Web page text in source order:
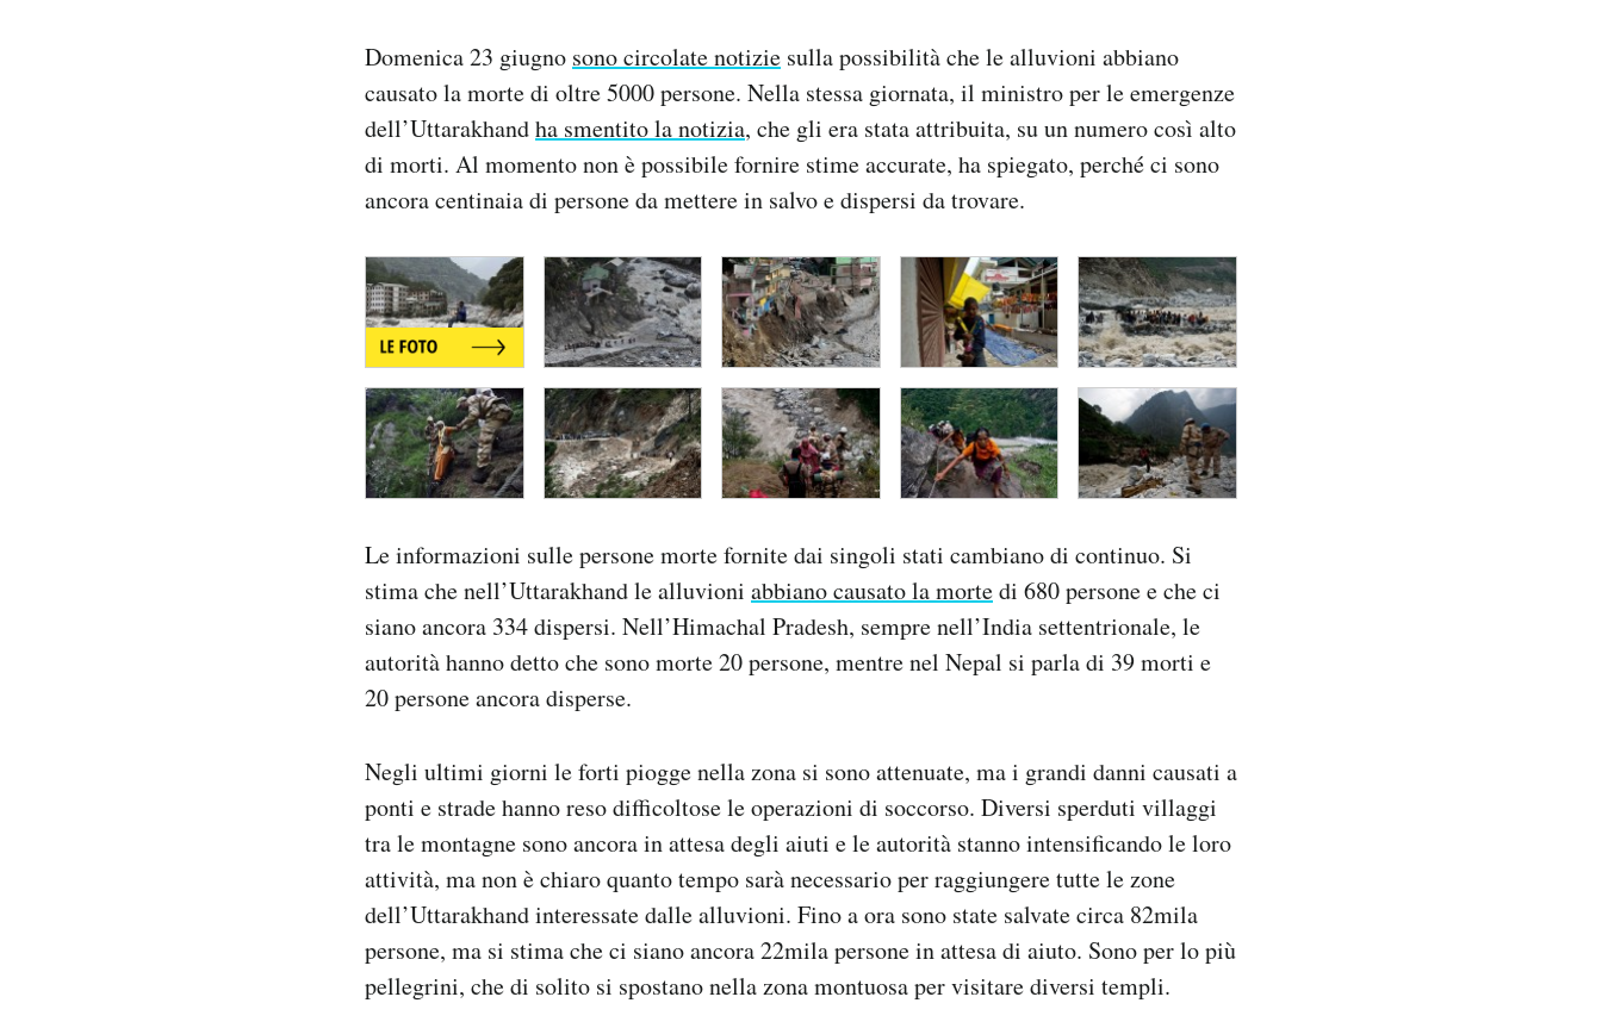
Domenica 23 giugno sono circolate notizie sulla possibilità che le alluvioni abbiano
causato la morte di oltre 5000 persone. Nella stessa giornata, il ministro per le emergenze
dell’Uttarakhandha smentito la notizia, che gli era stata attribuita, su un numero così alto
di morti. Al momento non è possibile fornire stime accurate, ha spiegato, perché ci sono
ancora centinaia di persone da mettere in salvo e dispersi da trovare.
Le informazioni sulle persone morte fornite dai singoli stati cambiano di continuo. Si
stima che nell’Uttarakhand le alluvioni abbiano causato la mortedi 680 persone e che ci
siano ancora 334 dispersi. Nell’Himachal Pradesh, sempre nell’India settentrionale, le
autorità hanno detto che sono morte 20 persone, mentre nel Nepal si parla di 39 morti e
20 persone ancora disperse.
Negli ultimi giorni le forti piogge nella zona si sono attenuate, ma i grandi danni causati a
ponti e strade hanno reso difficoltose le operazioni di soccorso. Diversi sperduti villaggi
tra le montagne sono ancora in attesa degli aiuti e le autorità stanno intensificando le loro
attività, ma non è chiaro quanto tempo sarà necessario per raggiungere tutte le zone
dell’Uttarakhand interessate dalle alluvioni. Fino a ora sono state salvate circa 82mila
persone, ma si stima che ci siano ancora 22mila persone in attesa di aiuto. Sono per lo più
pellegrini, che di solito si spostano nella zona montuosa per visitare diversi templi.